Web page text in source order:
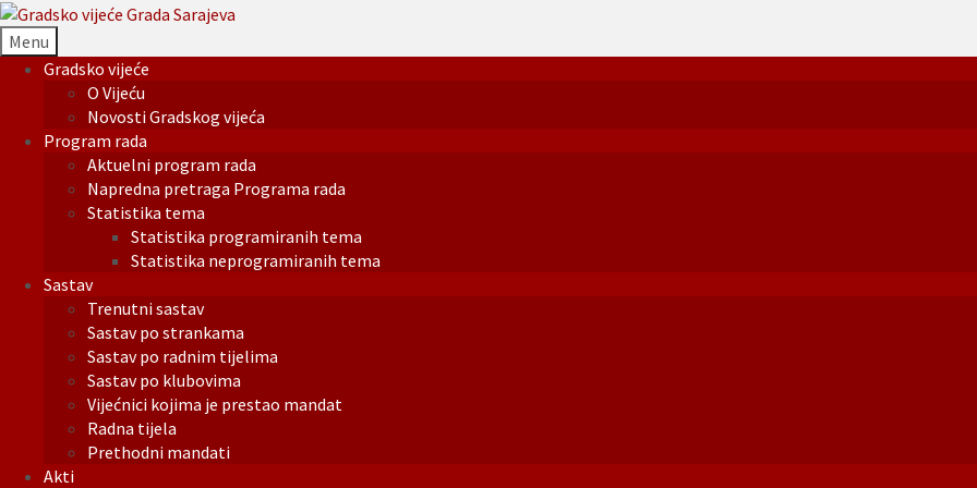
Menu
Gradsko vijeće
O Vijeću
Novosti Gradskog vijeća
Program rada
Aktuelni program rada
Napredna pretraga Programa rada
Statistika tema
Statistika programiranih tema
Statistika neprogramiranih tema
Sastav
Trenutni sastav
Sastav po strankama
Sastav po radnim tijelima
Sastav po klubovima
Vijećnici kojima je prestao mandat
Radna tijela
Prethodni mandati
Akti